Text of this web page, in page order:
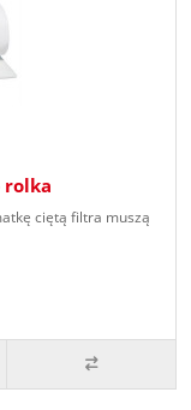
rolka
ciętą filtra muszą